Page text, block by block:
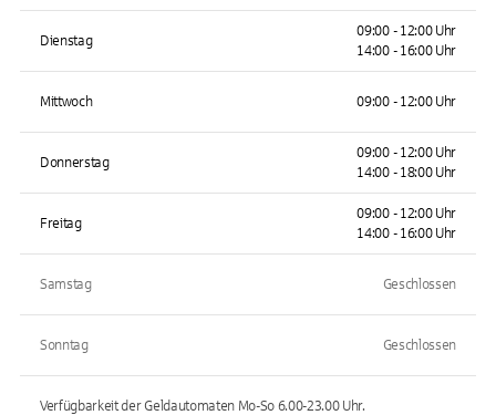
Dienstag
09:00 - 12:00 Uhr
14:00 - 16:00 Uhr
Mittwoch 09:00 - 12:00 Uhr
Donnerstag
09:00 - 12:00 Uhr
14:00 - 18:00 Uhr
Freitag
09:00 - 12:00 Uhr
14:00 - 16:00 Uhr
Samstag Geschlossen
Sonntag Geschlossen
Verfügbarkeit der Geldautomaten Mo-So 6.00-23.00Uhr.